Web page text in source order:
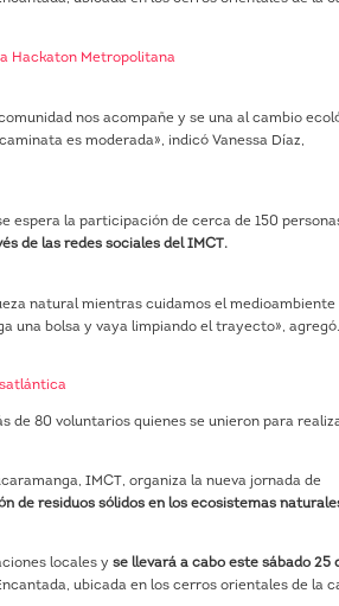
Hackaton Metropolitana
nos acompañe y se una al cambio
es moderada», indicó Vanessa Díaz,
espera la participación de cerca de 150
de las redes sociales del IMCT.
natural mientras cuidamos el medioambiente
una bolsa y vaya limpiando el trayecto», agregó.
de 80 voluntarios quienes se unieron para
IMCT, organiza la nueva jornada de
de residuos sólidos en los ecosistemas
locales yse llevará a cabo este sábado 25
ubicada en los cerros orientales de la